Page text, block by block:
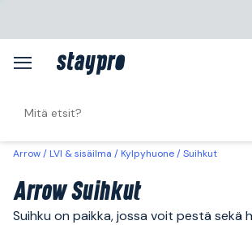
Arrow LVI & sisäilma Kylpyhuone Suihkut
Arrow Suihkut
Suihku on paikka, jossa voit pestä sekä